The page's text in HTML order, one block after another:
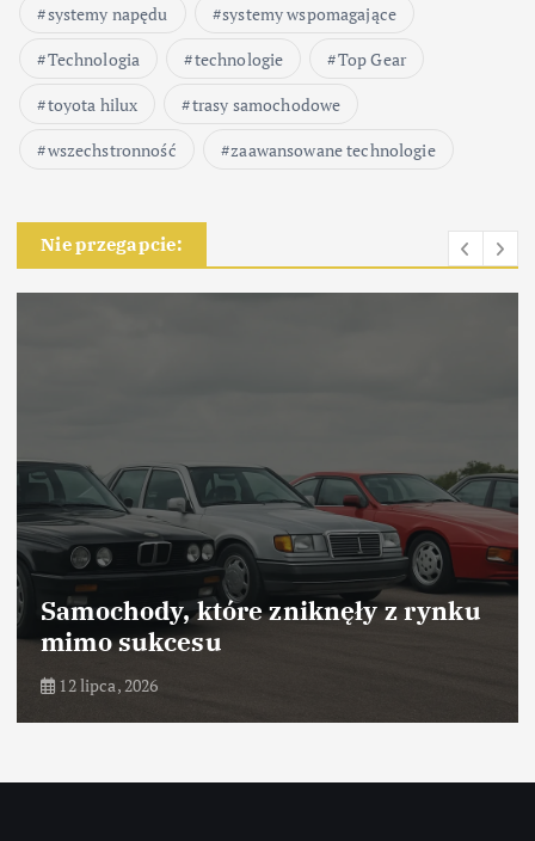
systemy napędu
systemy wspomagające
Technologia
technologie
Top Gear
toyota hilux
trasy samochodowe
wszechstronność
zaawansowane technologie
Nie przegapcie:
Samochody, które odniosły sukces
dzięki marketingowi
10 lipca, 2026